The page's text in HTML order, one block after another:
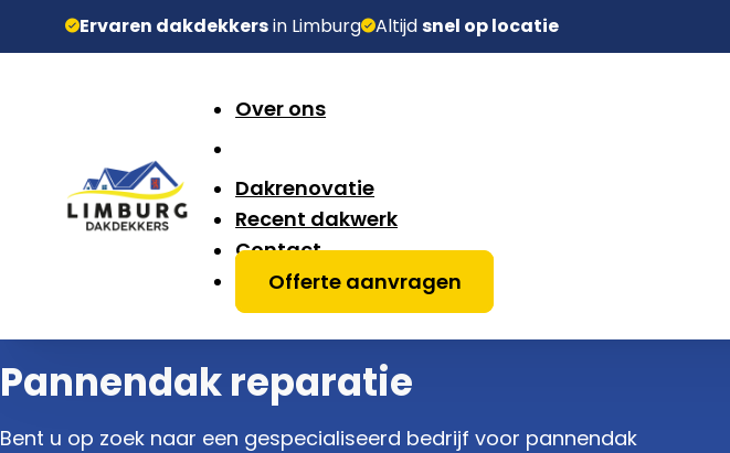
Ervaren dakdekkersin Limburg Altijdsnel op locatie
Over ons
Dakrenovatie
Recent dakwerk
Contact
Offerte aanvragen
Pannendak reparatie
Bent u op zoek naar een gespecialiseerd bedrijf voor pannendak